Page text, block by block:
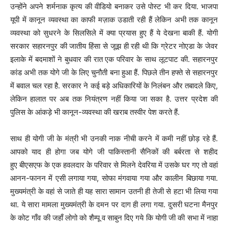
उन्होंने अपने शर्मनाक कृत्य की वीडियो बनाकर उसे पोस्ट भी कर दिया. भाजपा
यूपी में कानून व्यवस्था का काफी मज़ाक उडाती रही हैं लेकिन अभी तक कानून
व्यवस्था को सुधरने के सिलसिले में क्या प्रयास हुए हैं ये देखना बाकी हैं. योगी
सरकार सहारनपुर की जातीय हिंसा से जूझ ही रही थी कि ग्रेटर नोएडा के जेवर
इलाके में बदमाशों ने बुधवार की रात एक परिवार के साथ लूटपाट की. सहारनपुर
कांड अभी तक योगे जी के लिए चुनौती बना हुआ हैं. पिछले तीन हफ्ते से सहारनपुर
में बवाल चल रहा है. सरकार ने कई बड़े अधिकारियों के निलंबन और तबादले किए,
लेकिन हालात पर अब तक नियंत्रण नहीं किया जा सका है. उत्तर प्रदेश की
पुलिस के आंकड़े भी कानून-व्यवस्था की खराब तस्वीर पेश करते हैं.
साथ ही योगी जी के मंत्री भी उनकी नाक नीची करने में कमी नहीं छोड़ रहे हैं.
आपको याद ही होगा जब योगे जी पाकिस्तानी सैनिकों की बर्बरता से शहीद
हुए बीएसएफ के एक हवलदार के परिवार से मिलने देवरिया में उसके घर गए तो वहां
आनन-फानन में एसी लगाया गया, सोफा मंगवाया गया और कालीन बिछाया गया.
मुख्यमंत्री के वहां से जाते ही यह सारा सामान उतनी ही तेजी से हटा भी लिया गया
था. ये सारा मामला मुख्यमंत्री के दमन पर दाग ही लगा गया. दुसरी घटना मैनपुर
के कोट गाँव की जहाँ लोगो को शैम्पू व साबुन दिए गये कि योगी जी की सभा में नाहा